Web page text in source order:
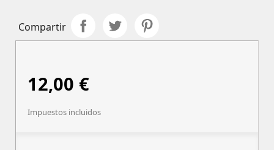
Compartir
12,00 €
Impuestos incluidos